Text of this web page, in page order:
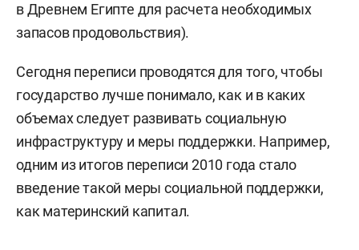
в Древнем Египте для расчета необходимых
запасов продовольствия).
Сегодня переписи проводятся для того, чтобы
государство лучше понимало, как и в каких
объемах следует развивать социальную
инфраструктуру и меры поддержки. Например,
одним из итогов переписи 2010 года стало
введение такой меры социальной поддержки,
как материнский капитал.